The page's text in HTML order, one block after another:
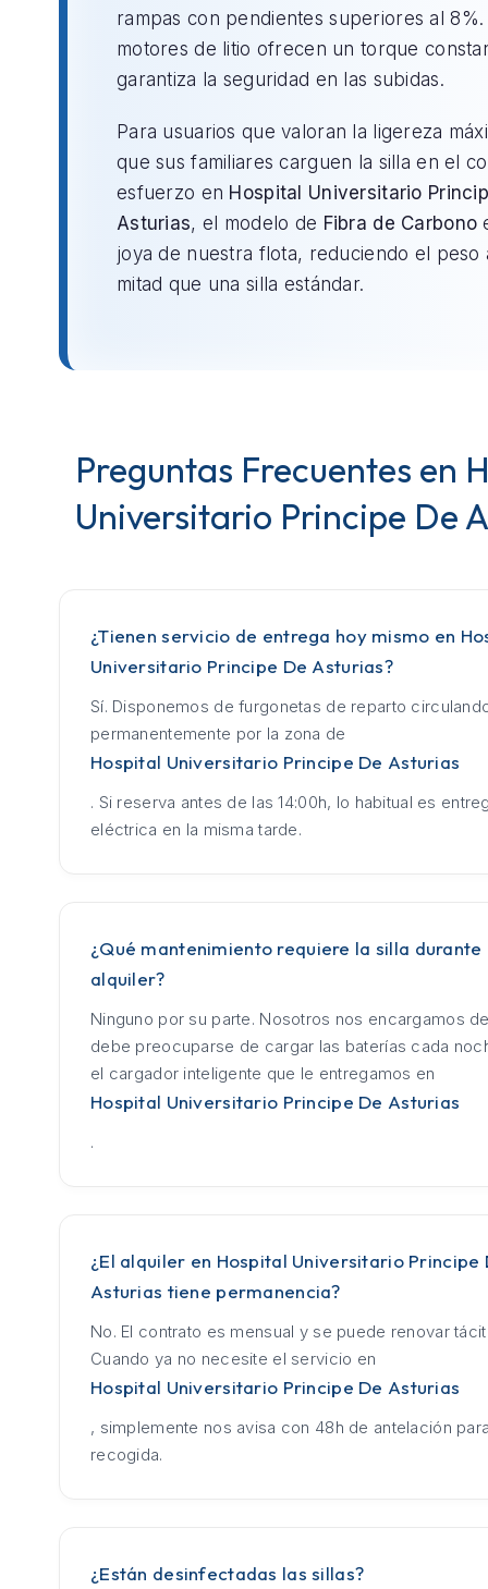
rampas con pendientes superiores al 8%.
motores de litio ofrecen un torque
garantiza la seguridad en las subidas.
Para usuarios que valoran la ligereza
que sus familiares carguen la silla en el
esfuerzo en Hospital Universitario
Asturias, el modelo de Fibra de Carbono
joya de nuestra flota, reduciendo el peso
mitad que una silla estándar.
Preguntas Frecuentes en
Universitario Principe De
¿Tienen servicio de entrega hoy mismo en
Universitario Principe De Asturias?
Sí. Disponemos de furgonetas de reparto
permanentemente por la zona de
Hospital Universitario Principe De Asturias
. Si reserva antes de las 14:00h, lo habitual es
eléctrica en la misma tarde.
¿Qué mantenimiento requiere la silla durante
alquiler?
Ninguno por su parte. Nosotros nos encargamos
debe preocuparse de cargar las baterías cada
el cargador inteligente que le entregamos en
Hospital Universitario Principe De Asturias
.
¿El alquiler en Hospital Universitario Principe
Asturias tiene permanencia?
No. El contrato es mensual y se puede renovar
Cuando ya no necesite el servicio en
Hospital Universitario Principe De Asturias
, simplemente nos avisa con 48h de antelación
recogida.
¿Están desinfectadas las sillas?